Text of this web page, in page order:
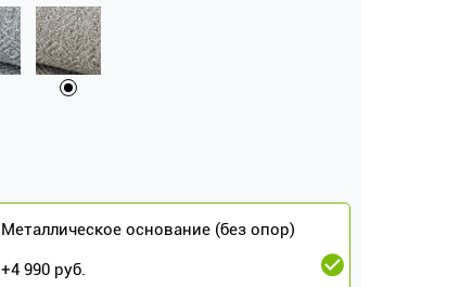
Металлическое основание (без опор)
+4 990 руб.